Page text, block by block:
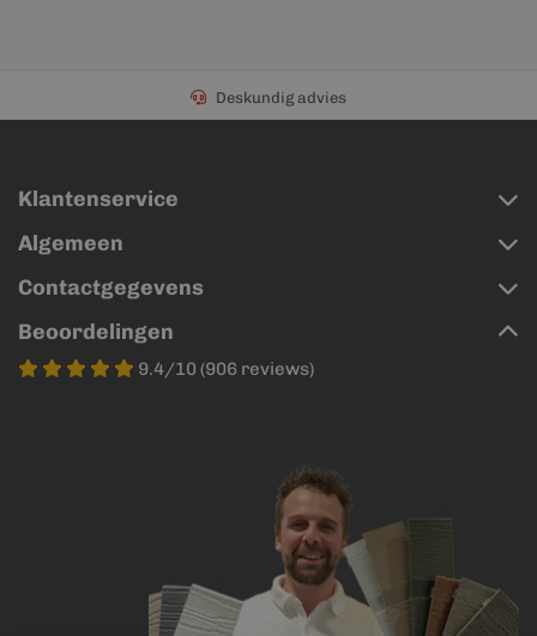
Deskundig advies
Klantenservice
Algemeen
Contactgegevens
Beoordelingen
9.4/10 (906 reviews)